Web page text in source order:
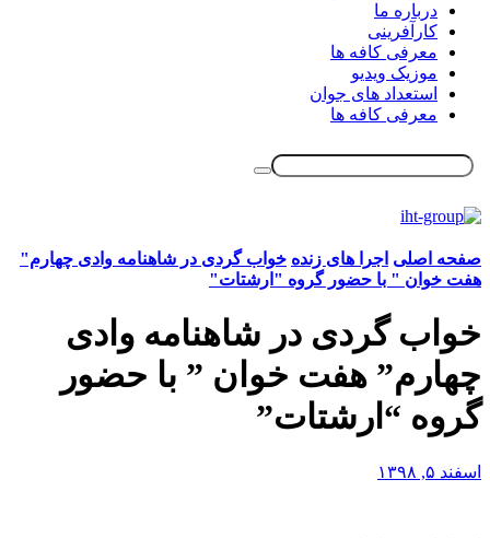
درباره ما
کارآفرینی
معرفی کافه ها
موزیک ویدیو
استعداد های جوان
معرفی کافه ها
صفحه اصلی اجرا های زنده خواب گردی در شاهنامه وادی چهارم"
هفت خوان " با حضور گروه "ارشتات"
خواب گردی در شاهنامه وادی
چهارم” هفت خوان ” با حضور
گروه “ارشتات”
اسفند ۵, ۱۳۹۸